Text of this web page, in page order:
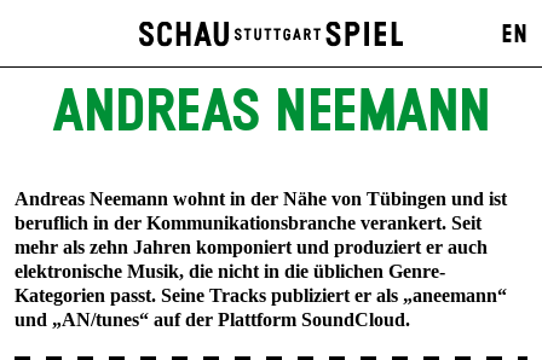
EN
ANDREAS NEEMANN
Andreas Neemann wohnt in der Nähe von Tübingen und ist
beruflich in der Kommunikationsbranche verankert. Seit
mehr als zehn Jahren komponiert und produziert er auch
elektronische Musik, die nicht in die üblichen Genre-
Kategorien passt. Seine Tracks publiziert er als „aneemann“
und „AN/tunes“ auf der Plattform SoundCloud.